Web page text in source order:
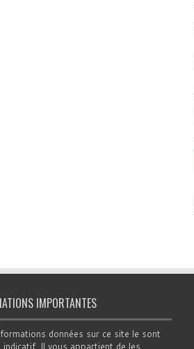
IMPORTANTES
données sur ce site le sont
indicatif. Il vous appartient de les